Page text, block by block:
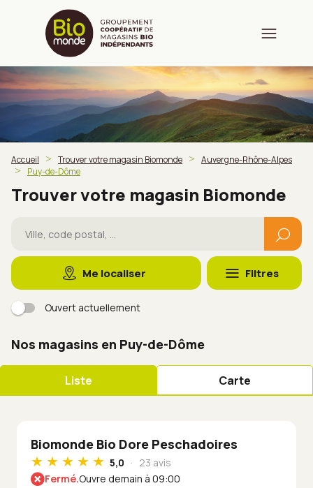
Accueil Trouver votre magasin Biomonde
Auvergne-Rhône-Alpes
Puy-de-Dôme
Trouver votre magasin Biomonde
Me localiser Filtres
Ouvert actuellement
Nos magasins en Puy-de-Dôme
Liste Carte
Biomonde Bio Dore Peschadoires
5,0
23 avis
Fermé.Ouvre demain à 09:00